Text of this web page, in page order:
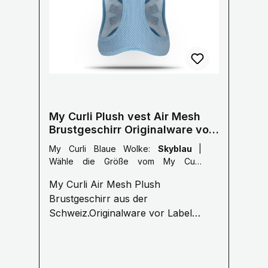
My Curli Plush vest Air Mesh
Brustgeschirr Originalware vor
Labelumstellung
My Curli Blaue Wolke: Skyblau
Wähle die Größe vom My Curli
Brustumfang
My Curli Air Mesh Plush
Brustgeschirr aus der
Schweiz.Originalware vor Label